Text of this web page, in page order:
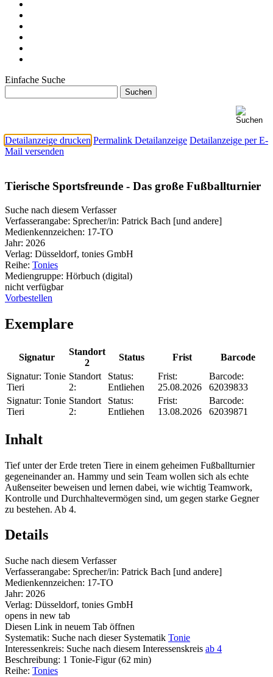
Einfache Suche
Detailanzeige drucken Permalink Detailanzeige Detailanzeige per E-
Mail versenden
Tierische Sportsfreunde - Das große Fußballturnier
Suche nach diesem Verfasser
Verfasserangabe: Sprecher/in: Patrick Bach [und andere]
Medienkennzeichen: 17-TO
Jahr: 2026
Verlag: Düsseldorf, tonies GmbH
Reihe: Tonies
Mediengruppe: Hörbuch (digital)
nicht verfügbar
Vorbestellen
Exemplare
Signatur
Standort
2
Status Frist
Barcode
Signatur: Tonie
Tieri
Standort
2:
Status:
Entliehen
Frist:
25.08.2026
Barcode:
62039833
Signatur: Tonie
Tieri
Standort
2:
Status:
Entliehen
Frist:
13.08.2026
Barcode:
62039871
Inhalt
Tief unter der Erde treten Tiere in einem geheimen Fußballturnier
gegeneinander an. Hammy und sein Team wollen sich als echte
Außenseiter beweisen und lernen dabei, wie wichtig Teamwork,
Kontrolle und Durchhaltevermögen sind, um gegen starke Gegner
zu bestehen. Ab 4.
Details
Suche nach diesem Verfasser
Verfasserangabe: Sprecher/in: Patrick Bach [und andere]
Medienkennzeichen: 17-TO
Jahr: 2026
Verlag: Düsseldorf, tonies GmbH
opens in new tab
Diesen Link in neuem Tab öffnen
Systematik: Suche nach dieser Systematik Tonie
Interessenkreis: Suche nach diesem Interessenskreis ab 4
Beschreibung: 1 Tonie-Figur (62 min)
Reihe: Tonies